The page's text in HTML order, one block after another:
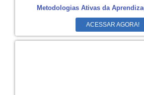
Metodologias Ativas da
ACESSAR AGORA!